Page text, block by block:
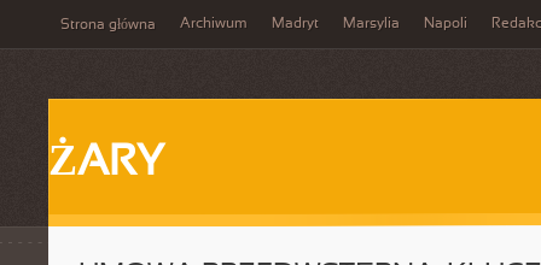
Strona główna Archiwum Madryt Marsylia Napoli
ŻARY